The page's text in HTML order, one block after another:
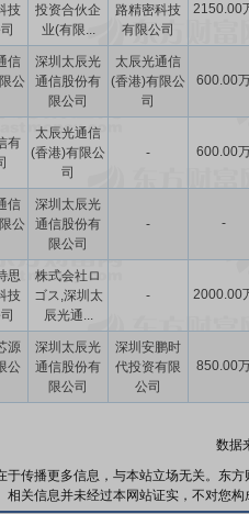
技
投资合伙企
业(有限...
路精密科技
有限公司
2150.00
信
公
深圳太辰光
通信股份有
限公司
太辰光通信
(香港)有限公
司
600.00
有
太辰光通信
(香港)有限公
司
- 600.00
信
公
深圳太辰光
通信股份有
限公司
- -
思
技
株式会社ロ
ゴス,深圳太
辰光通...
- 2000.00
源
公
深圳太辰光
通信股份有
限公司
深圳安鹏时
代投资有限
公司
850.00
数据
于传播更多信息，与本站立场无关。东
关信息并未经过本网站证实，不对您